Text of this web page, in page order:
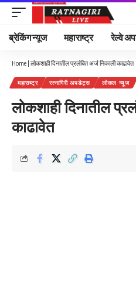
ब्रेकिंग न्यूज महाराष्ट्र रेल्वे
Home | लोकशाही दिनातील प्रलंबित अर्ज निकाली काढावेत
महाराष्ट्र रत्नागिरी अपडेट्स लोकल न्यूज
लोकशाही दिनातील
काढावेत